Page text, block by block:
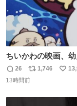
ちいかわの映画、
子どもを連れて観
ーンで場内のベビ
返
信
26
リ
ポ
1,746
い
13時間前